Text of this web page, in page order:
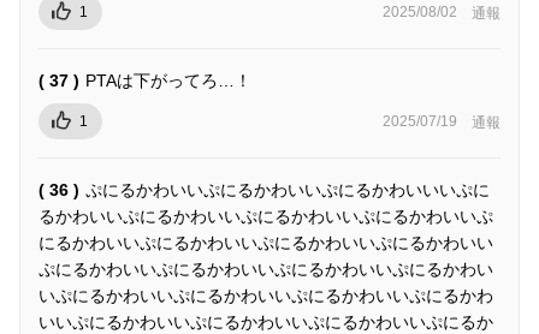
1 2025/08/02 通報
( 37 ) PTAは下がってろ…！
1 2025/07/19 通報
( 36 ) ぷにるかわいいぷにるかわいいぷにるかわいいいぷに
るかわいいぷにるかわいいぷにるかわいいぷにるかわいいぷ
にるかわいいぷにるかわいいぷにるかわいいぷにるかわいい
ぷにるかわいいぷにるかわいいぷにるかわいいぷにるかわい
いぷにるかわいいぷにるかわいいぷにるかわいいぷにるかわ
いいぷにるかわいいぷにるかわいいぷにるかわいいぷにるか